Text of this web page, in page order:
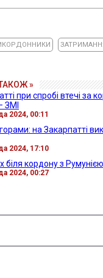
»
при спробі втечі за
ЗМІ
2024, 00:11
на Закарпатті
2024, 17:10
біля кордону з
2024, 00:27